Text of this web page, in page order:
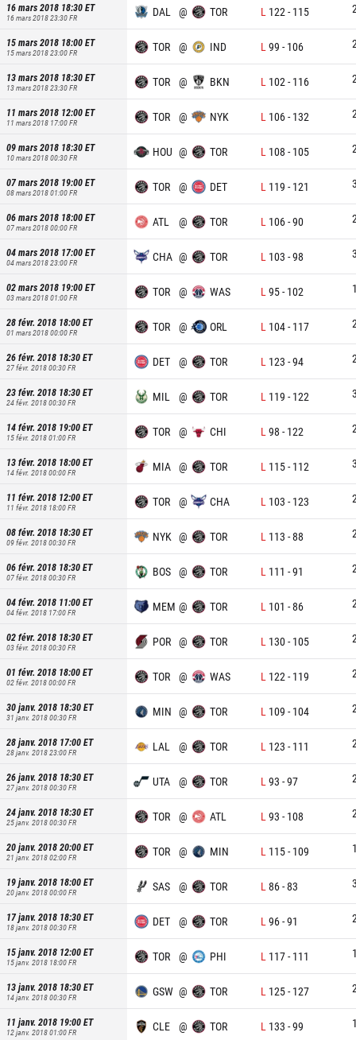
16 mars 2018 18:30ET
16 mars 2018 23:30FR DAL @ TOR L 122 - 115
15 mars 2018 18:00ET
15 mars 2018 23:00FR TOR @ IND L 99 - 106
13 mars 2018 18:30ET
13 mars 2018 23:30FR TOR @ BKN L 102 - 116
11 mars 2018 12:00ET
11 mars 2018 17:00FR TOR @ NYK L 106- 132
09 mars 2018 18:30ET
10 mars 2018 00:30FR HOU @ TOR L 108 - 105
07 mars 2018 19:00ET
08 mars 2018 01:00FR TOR @ DET L 119 - 121
06 mars 2018 18:00ET
07 mars 2018 00:00FR ATL @ TOR L 106-90
04 mars 2018 17:00ET
04 mars 2018 23:00FR CHA @ TOR L 103 -98
02 mars 2018 19:00ET
03 mars 2018 01:00FR TOR @ WAS L 95- 102
28 févr. 2018 18:00ET
01 mars 2018 00:00FR TOR @ ORL L 104- 117
26 févr. 2018 18:30ET
27 févr. 2018 00:30FR DET @ TOR L 123 -94
23 févr. 2018 18:30ET
24 févr. 2018 00:30FR MIL @ TOR L 119 - 122
14 févr. 2018 19:00ET
15 févr. 2018 01:00FR TOR @ CHI L 98 - 122
13 févr. 2018 18:00ET
14 févr. 2018 00:00FR MIA @ TOR L 115- 112
11 févr. 2018 12:00ET
11 févr. 2018 18:00FR TOR @ CHA L 103 - 123
08 févr. 2018 18:30ET
09 févr. 2018 00:30FR NYK @ TOR L 113 -88
06 févr. 2018 18:30ET
07 févr. 2018 00:30FR BOS @ TOR L 111 -91
04 févr. 2018 11:00ET
04 févr. 2018 17:00FR MEM @ TOR L 101 -86
02 févr. 2018 18:30ET
03 févr. 2018 00:30FR POR @ TOR L 130- 105
01 févr. 2018 18:00ET
02 févr. 2018 00:00FR TOR @ WAS L 122 - 119
30 janv. 2018 18:30ET
31 janv. 2018 00:30FR MIN @ TOR L 109 - 104
28 janv. 2018 17:00ET
28 janv. 2018 23:00FR LAL @ TOR L 123 - 111
26 janv. 2018 18:30ET
27 janv. 2018 00:30FR UTA @ TOR L 93 -97
24 janv. 2018 18:30ET
25 janv. 2018 00:30FR TOR @ ATL L 93 - 108
20 janv. 2018 20:00ET
21 janv. 2018 02:00FR TOR @ MIN L 115- 109
19 janv. 2018 18:00ET
20 janv. 2018 00:00FR SAS @ TOR L 86-83
17 janv. 2018 18:30ET
18 janv. 2018 00:30FR DET @ TOR L 96-91
15 janv. 2018 12:00ET
15 janv. 2018 18:00FR TOR @ PHI L 117- 111
13 janv. 2018 18:30ET
14 janv. 2018 00:30FR GSW @ TOR L 125- 127
11 janv. 2018 19:00ET
12 janv. 2018 01:00FR CLE @ TOR L 133 -99